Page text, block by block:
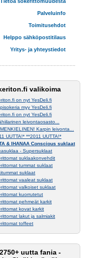
Palveluinfo
Toimitusehdot
Helppo sähköpostitilaus
Yritys- ja yhteystiedot
valikoima
on nyt YesDeli.fi
myy YesDeli.fi
on nyt YesDeli.fi
leivontaosasto...
Karpin leivonta...
UUTTA!* **2011 UUTTA!*
& IHANAA Conscious suklaat
- Supersuklaat
suklaakonvehdit
tummat suklaat
suklaat
vaaleat suklaat
valkoiset suklaat
kuorrutetut
pehmeät karkit
kovat karkit
lakut ja salmiakit
toffeet
uutta fania -